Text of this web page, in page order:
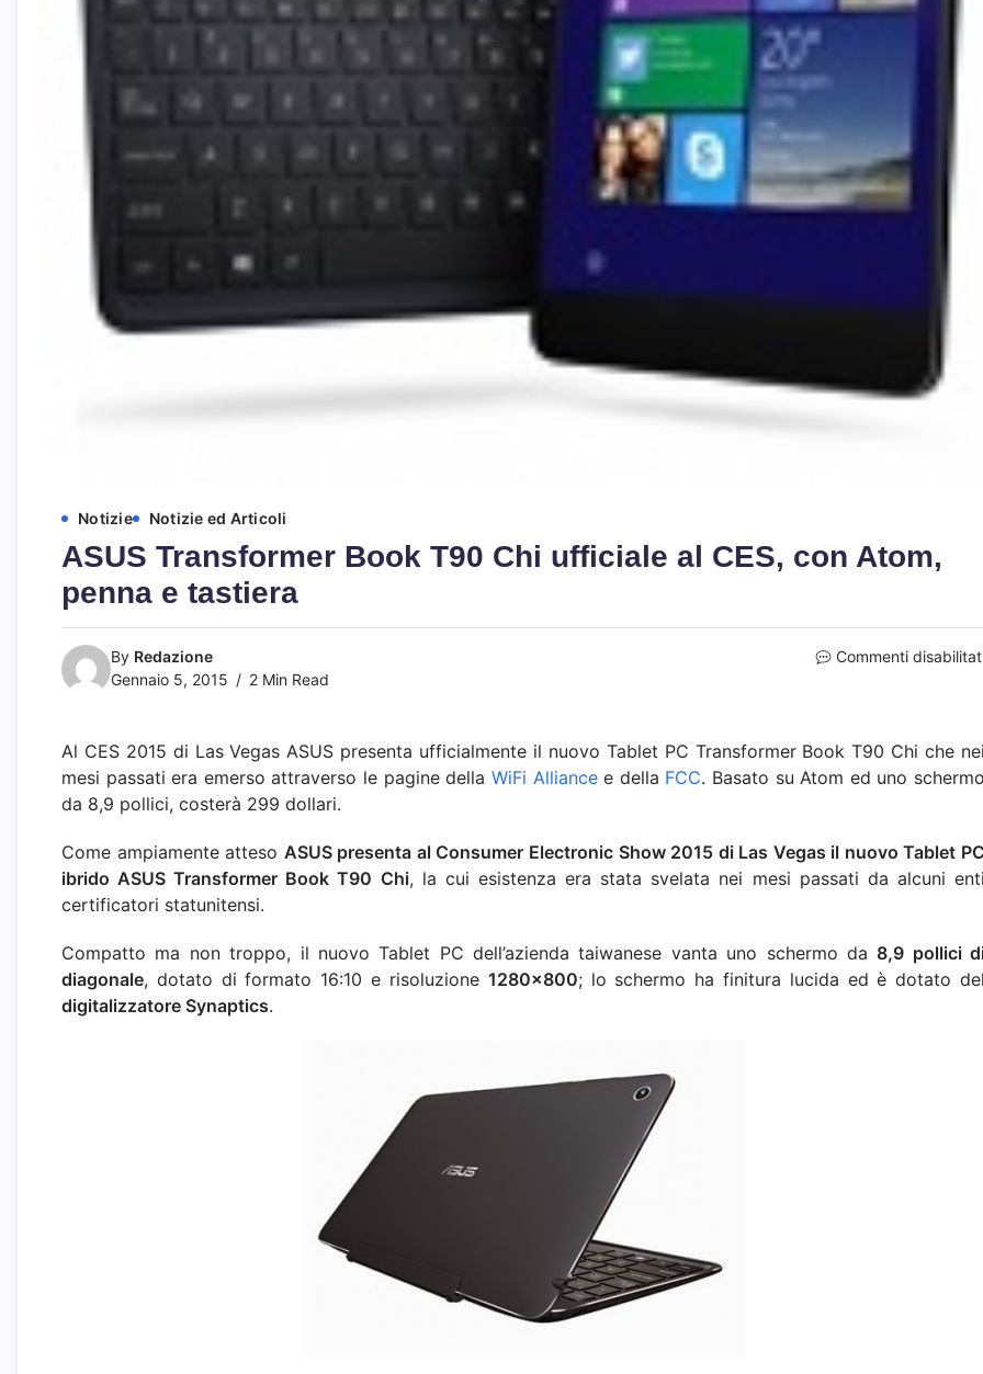
Notizie Notizie ed Articoli
ASUS Transformer Book T90 Chi ufficiale al CES, con Atom,
penna e tastiera
By Redazione
Gennaio 5, 2015
2 Min Read
Commenti
Al CES 2015 di Las Vegas ASUS presenta ufficialmente il nuovo Tablet PC Transformer Book T90 Chi che
mesi passati era emerso attraverso le pagine della WiFi Alliancee della FCC. Basato su Atom ed uno
da 8,9 pollici, costerà 299 dollari.
Come ampiamente atteso ASUS presenta al Consumer Electronic Show 2015 di Las Vegas il nuovo Tablet
ibrido ASUS Transformer Book T90 Chi, la cui esistenza era stata svelata nei mesi passati da alcuni
certificatori statunitensi.
Compatto ma non troppo, il nuovo Tablet PC dell’azienda taiwanese vanta uno schermo da 8,9 pollici
diagonale, dotato di formato 16:10 e risoluzione 1280×800; lo schermo ha finitura lucida ed è dotato
digitalizzatore Synaptics.